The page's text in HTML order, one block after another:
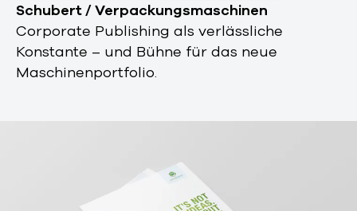
Schubert / Verpackungsmaschinen
Corporate Publishing als verlässliche
Konstante – und Bühne für das neue
Maschinenportfolio.